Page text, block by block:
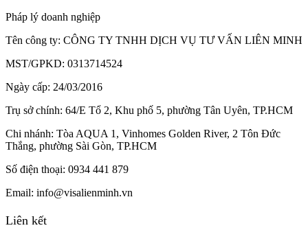
Pháp lý doanh nghiệp
Tên công ty: CÔNG TY TNHH DỊCH VỤ TƯ VẤN LIÊN MINH
MST/GPKD: 0313714524
Ngày cấp: 24/03/2016
Trụ sở chính: 64/E Tổ 2, Khu phố 5, phường Tân Uyên, TP.HCM
Chi nhánh: Tòa AQUA 1, Vinhomes Golden River, 2 Tôn Đức
Thắng, phường Sài Gòn, TP.HCM
Số điện thoại: 0934 441 879
Email: info@visalienminh.vn
Liên kết